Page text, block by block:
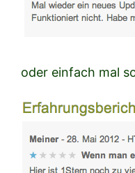
oder einfach mal